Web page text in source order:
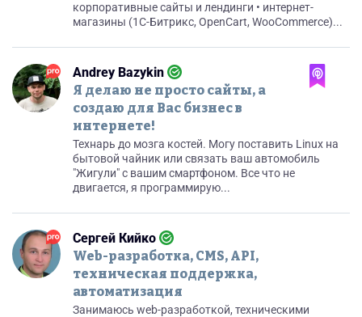
корпоративные сайты и лендинги • интернет-
магазины (1C-Битрикс, OpenCart, WooCommerce)...
Andrey Bazykin
Я делаю не просто сайты, а
создаю для Вас бизнес в
интернете!
Технарь до мозга костей. Могу поставить Linux на
бытовой чайник или связать ваш автомобиль
"Жигули" с вашим смартфоном. Все что не
двигается, я программирую...
Сергей Кийко
Web-разработка, CMS, API,
техническая поддержка,
автоматизация
Занимаюсь web-разработкой, техническими